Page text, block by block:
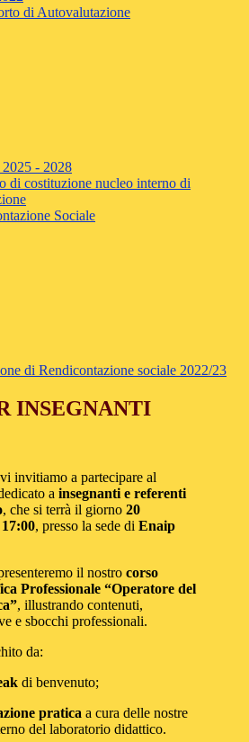
di Autovalutazione
- 2028
di costituzione nucleo interno di
Sociale
di Rendicontazione sociale 2022/23
INSEGNANTI
invitiamo a partecipare al
a insegnanti e referenti
, che si terrà il giorno 20
, presso la sede di Enaip
il nostro corso
Professionale “Operatore del
, illustrando contenuti,
e sbocchi professionali.
da:
di benvenuto;
pratica a cura delle nostre
del laboratorio didattico.